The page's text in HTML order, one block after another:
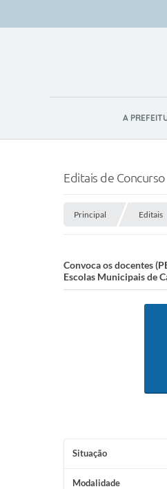
A
Editais de Concurso
Principal Editais
Convoca os docentes
Escolas Municipais de
Situação
Modalidade